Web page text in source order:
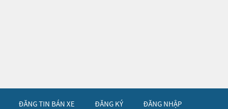
ĐĂNG TIN BÁN XE ĐĂNG KÝ ĐĂNG NHẬP